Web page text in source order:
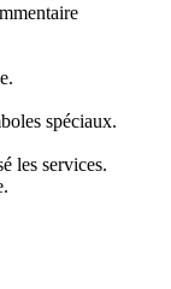
spéciaux.
les services.